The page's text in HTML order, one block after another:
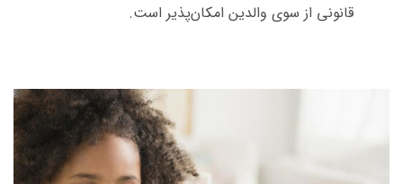
قانونی از سوی والدین امکان‌پذیر است.